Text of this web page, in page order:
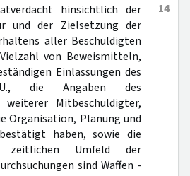
14
hinsichtlich der
und der Zielsetzung der
aller Beschuldigten
von Beweismitteln,
Einlassungen des
U., die Angaben des
weiterer Mitbeschuldigter,
Organisation, Planung und
haben, sowie die
zeitlichen Umfeld der
sind Waffen -